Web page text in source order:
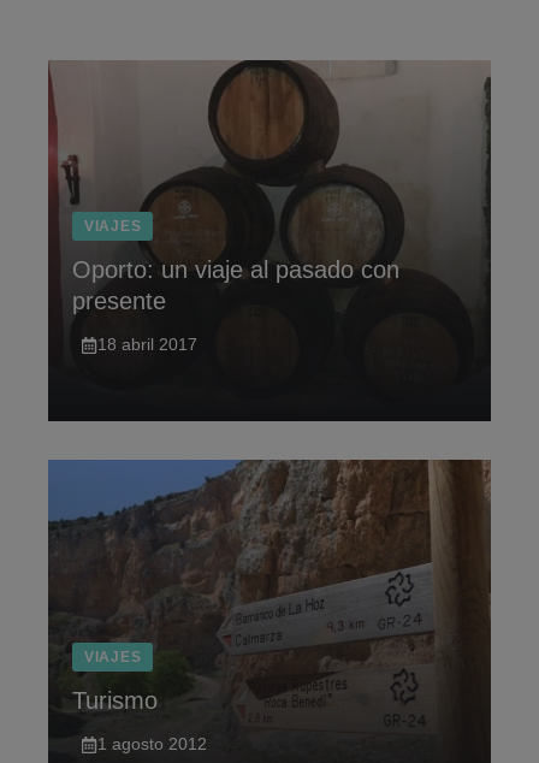
contenido
VIAJES
Oporto: un viaje al pasado con
presente
18 abril 2017
VIAJES
Turismo
1 agosto 2012